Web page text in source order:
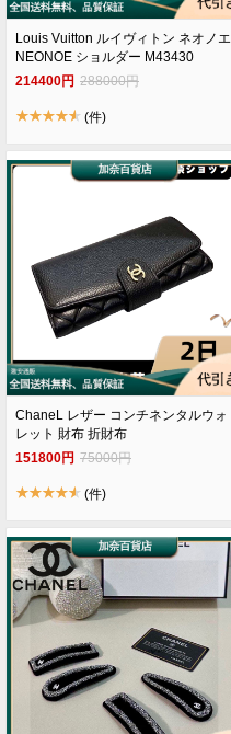
Louis Vuitton ルイヴィトン ネオノエ
NEONOE ショルダー M43430
214400円 288000円
(件)
ChaneL レザー コンチネンタルウォ
レット 財布 折財布
151800円 75000円
(件)